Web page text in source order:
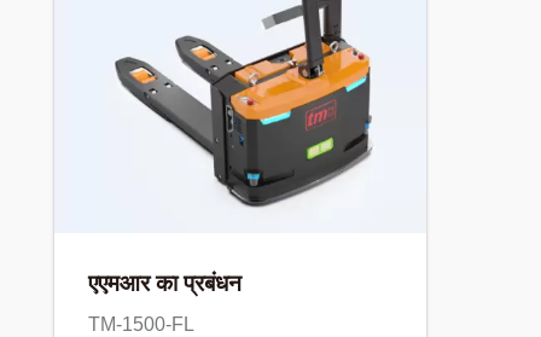
एएमआर का प्रबंधन
TM-1500-FL